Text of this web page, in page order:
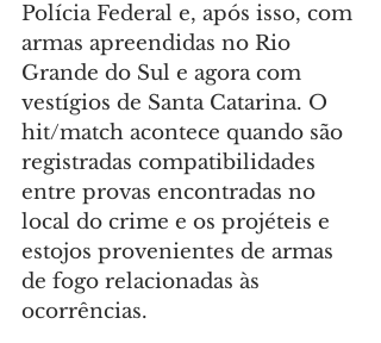
Polícia Federal e, após isso, com
armas apreendidas no Rio
Grande do Sul e agora com
vestígios de Santa Catarina. O
hit/match acontece quando são
registradas compatibilidades
entre provas encontradas no
local do crime e os projéteis e
estojos provenientes de armas
de fogo relacionadas às
ocorrências.